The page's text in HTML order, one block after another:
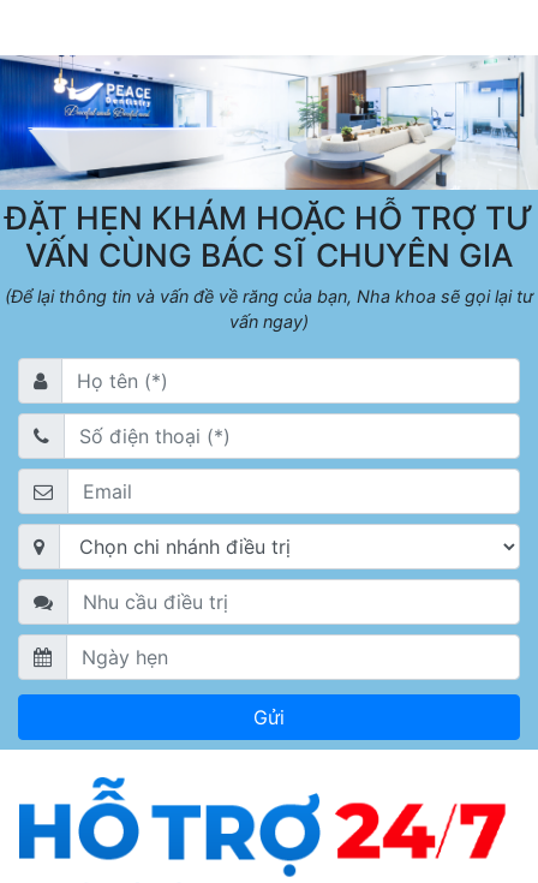
ĐẶT HẸN KHÁM HOẶC HỖ TRỢ TƯ
VẤN CÙNG BÁC SĨ CHUYÊN GIA
(Để lại thông tin và vấn đề về răng của bạn, Nha khoa sẽ gọi lại tư
vấn ngay)